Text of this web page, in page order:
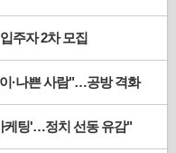
.홍보방법으로는 언론매
생활접점매체(버스단
주자 2차 모집
·나쁜 사람"…공방 격화
케팅'…정치 선동 유감"